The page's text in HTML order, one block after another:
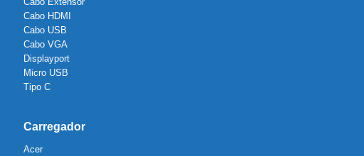
Cabo HDMI
Cabo USB
Cabo VGA
Displayport
Micro USB
Tipo C
Carregador
Acer